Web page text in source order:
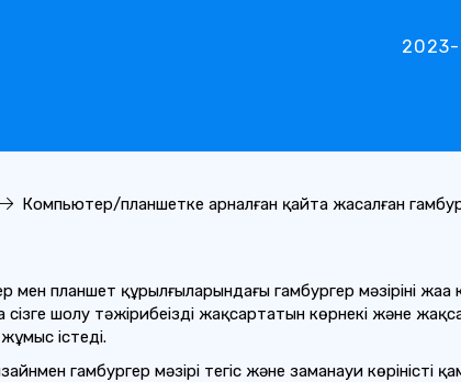
2023-
Компьютер/планшетке арналған қайта жасалған
мен планшет құрылғыларындағы гамбургер мәзірінің жаңа
сізге шолу тәжірибеңізді жақсартатын көрнекі және
істеді.
гамбургер мәзірі тегіс және заманауи көріністі